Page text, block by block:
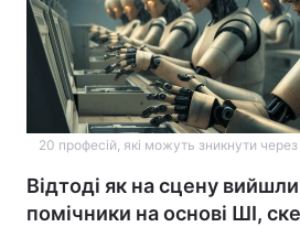
20 професій, які можуть зникнути
Відтоді як на сцену вийшли
помічники на основі ШІ,